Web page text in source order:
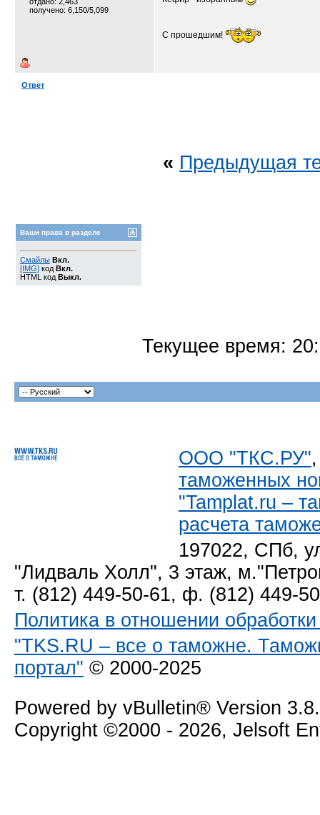
получено: 6,150/5,099
С прошедшим!
Ответ
« Предыдущая
Ваши права в разделе
Смайлы Вкл.
[IMG] код Вкл.
HTML код Выкл.
Текущее время:
ООО "ТКС.РУ"
таможенных
"Tamplat.ru –
расчета
197022, СПб,
"Лидваль Холл", 3 этаж,
т. (812) 449-50-61, ф. (812) 449-
Политика в отношении
"TKS.RU – все о таможне.
портал" © 2000-2025
Powered by vBulletin® Version
Copyright ©2000 - 2026, Jelsoft